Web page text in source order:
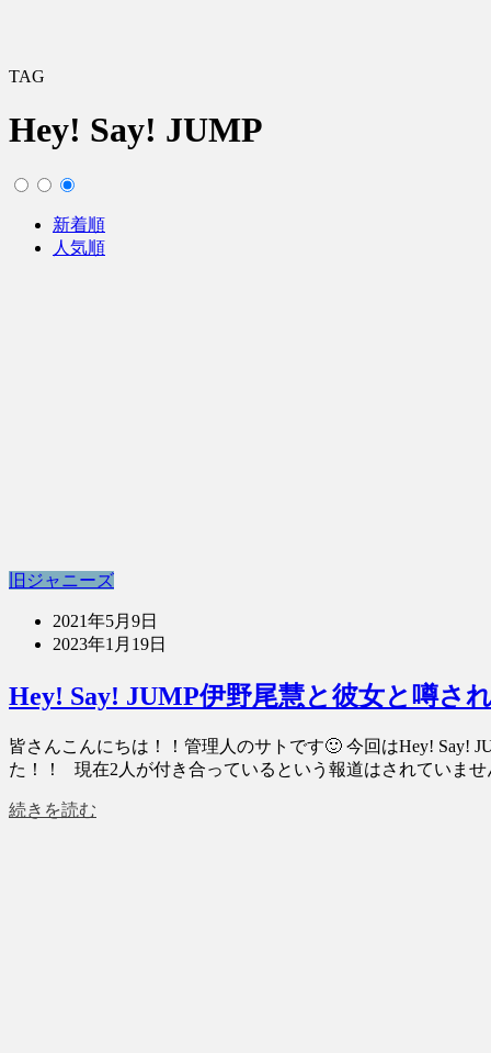
TAG
Hey! Say! JUMP
新着順
人気順
旧ジャニーズ
2021年5月9日
2023年1月19日
Hey! Say! JUMP伊野尾慧と彼女と噂さ
皆さんこんにちは！！管理人のサトです🙂 今回はHey! Say!
た！！ 現在2人が付き合っているという報道はされていま
続きを読む